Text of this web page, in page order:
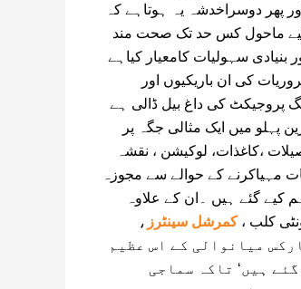
دوسراخدشہ یہ ہوتاہے کہ
ماحول کس حد تک صحت مند
بنیادی سہولیات کامعیار کیاہے
کی ان باریکیوں اور
پروجیکٹ کی داغ بیل ڈالی ہے
پہلو میں ایک مثالی جگہ پر
،کاغذات، لوکیشن ، نقشہ
مہیاکرنے کے حوالے سے مجوزہ
کیے گئے ہیں ۔ان کے علاوہ
کلب ،کمرشل سینٹرز ،
میانوالی کے اس عظیم
ہیں‘ تاکہ سماجی